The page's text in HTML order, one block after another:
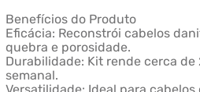
Benefícios do Produto
Eficácia: Reconstrói cabelos
quebra e porosidade.
Durabilidade: Kit rende cerca de
semanal.